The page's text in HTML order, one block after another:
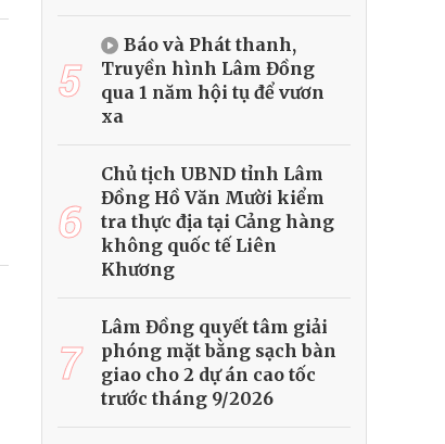
5
Báo và Phát thanh,
Truyền hình Lâm Đồng
qua 1 năm hội tụ để vươn
xa
6
Chủ tịch UBND tỉnh Lâm
Đồng Hồ Văn Mười kiểm
tra thực địa tại Cảng hàng
không quốc tế Liên
Khương
7
Lâm Đồng quyết tâm giải
phóng mặt bằng sạch bàn
giao cho 2 dự án cao tốc
trước tháng 9/2026